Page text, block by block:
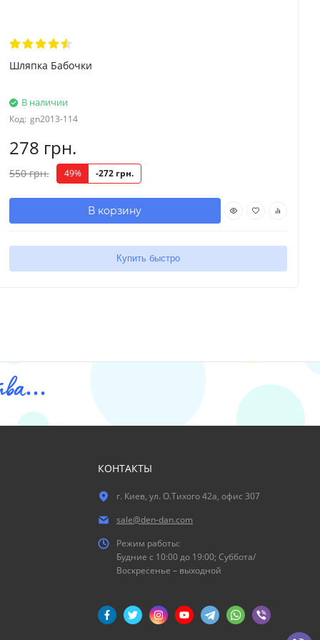
Шляпка Бабочки
В наличии
Код: gn2013-114
278 грн.
550 грн. 49% -272 грн.
В корзину
Купить быстро
КОНТАКТЫ
г. Киев, ул. О.Тихого 42а, офис 307
sale@den-dan.com
Режим работы:
Будние c 10:00 до 19:00; Суббота/
Воскресенье – выходной